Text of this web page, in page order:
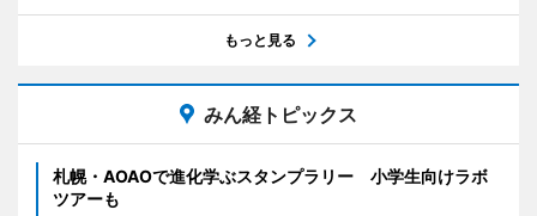
もっと見る
みん経トピックス
札幌・AOAOで進化学ぶスタンプラリー 小学生向けラボ
ツアーも